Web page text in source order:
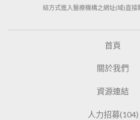
結方式進入醫療機構之網址(域)直接
首頁
關於我們
資源連結
人力招募(104)